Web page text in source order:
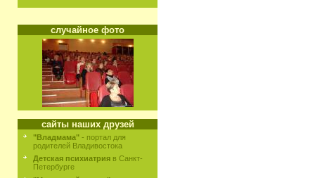
случайное фото
сайты наших друзей
"Владмама" - портал для
родителей Владивостока
Детская психиатрия в Санкт-
Петербурге